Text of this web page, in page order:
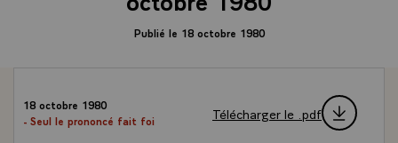
Publié le 18 octobre 1980
18 octobre 1980
- Seul le prononcé fait foi
Télécharger le .pdf